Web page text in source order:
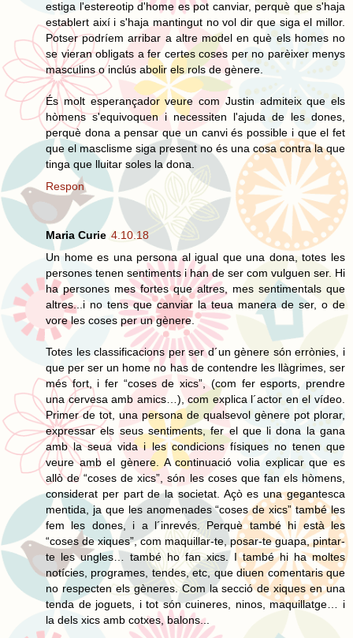
estiga l'estereotip d'home es pot canviar, perquè que s'haja
establert així i s'haja mantingut no vol dir que siga el millor.
Potser podríem arribar a altre model en què els homes no
se vieran obligats a fer certes coses per no parèixer menys
masculins o inclús abolir els rols de gènere.
És molt esperançador veure com Justin admiteix que els
hòmens s'equivoquen i necessiten l'ajuda de les dones,
perquè dona a pensar que un canvi és possible i que el fet
que el masclisme siga present no és una cosa contra la que
tinga que lluitar soles la dona.
Respon
Maria Curie 4.10.18
Un home es una persona al igual que una dona, totes les
persones tenen sentiments i han de ser com vulguen ser. Hi
ha persones mes fortes que altres, mes sentimentals que
altres...i no tens que canviar la teua manera de ser, o de
vore les coses per un gènere.
Totes les classificacions per ser d´un gènere són errònies, i
que per ser un home no has de contendre les llàgrimes, ser
més fort, i fer “coses de xics”, (com fer esports, prendre
una cervesa amb amics…), com explica l´actor en el vídeo.
Primer de tot, una persona de qualsevol gènere pot plorar,
expressar els seus sentiments, fer el que li dona la gana
amb la seua vida i les condicions físiques no tenen que
veure amb el gènere. A continuació volia explicar que es
allò de “coses de xics”, són les coses que fan els hòmens,
considerat per part de la societat. Açò es una gegantesca
mentida, ja que les anomenades “coses de xics” també les
fem les dones, i a l´inrevés. Perquè també hi està les
“coses de xiques”, com maquillar-te, posar-te guapa, pintar-
te les ungles… també ho fan xics. I també hi ha moltes
notícies, programes, tendes, etc, que diuen comentaris que
no respecten els gèneres. Com la secció de xiques en una
tenda de joguets, i tot són cuineres, ninos, maquillatge… i
la dels xics amb cotxes, balons...